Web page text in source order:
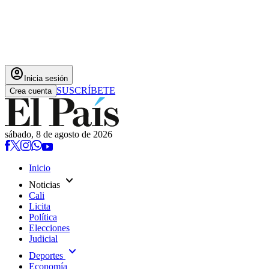
account_circle Inicia sesión
Crea cuenta SUSCRÍBETE
sábado, 8 de agosto de 2026
Inicio
Noticias expand_more
Cali
Licita
Política
Elecciones
Judicial
Deportes expand_more
Economía